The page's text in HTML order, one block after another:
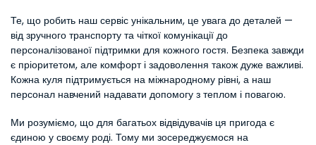
Те, що робить наш сервіс унікальним, це увага до деталей —
від зручного транспорту та чіткої комунікації до
персоналізованої підтримки для кожного гостя. Безпека завжди
є пріоритетом, але комфорт і задоволення також дуже важливі.
Кожна куля підтримується на міжнародному рівні, а наш
персонал навчений надавати допомогу з теплом і повагою.
Ми розуміємо, що для багатьох відвідувачів ця пригода є
єдиною у своєму роді. Тому ми зосереджуємося на